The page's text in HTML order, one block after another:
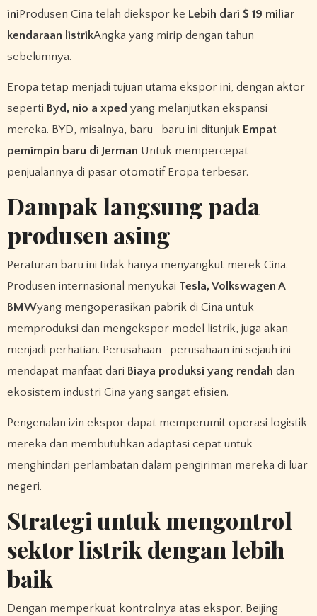
iniProdusen Cina telah diekspor ke Lebih dari $ 19 miliar
kendaraan listrikAngka yang mirip dengan tahun
sebelumnya.
Eropa tetap menjadi tujuan utama ekspor ini, dengan aktor
seperti Byd, nio a xped yang melanjutkan ekspansi
mereka. BYD, misalnya, baru -baru ini ditunjuk Empat
pemimpin baru di Jerman Untuk mempercepat
penjualannya di pasar otomotif Eropa terbesar.
Dampak langsung pada
produsen asing
Peraturan baru ini tidak hanya menyangkut merek Cina.
Produsen internasional menyukai Tesla, Volkswagen A
BMWyang mengoperasikan pabrik di Cina untuk
memproduksi dan mengekspor model listrik, juga akan
menjadi perhatian. Perusahaan -perusahaan ini sejauh ini
mendapat manfaat dari Biaya produksi yang rendah dan
ekosistem industri Cina yang sangat efisien.
Pengenalan izin ekspor dapat memperumit operasi logistik
mereka dan membutuhkan adaptasi cepat untuk
menghindari perlambatan dalam pengiriman mereka di luar
negeri.
Strategi untuk mengontrol
sektor listrik dengan lebih
baik
Dengan memperkuat kontrolnya atas ekspor, Beijing